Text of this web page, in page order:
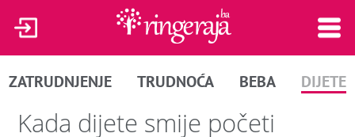
ZATRUDNJENJE TRUDNOĆA BEBA DIJETE
Kada dijete smije početi